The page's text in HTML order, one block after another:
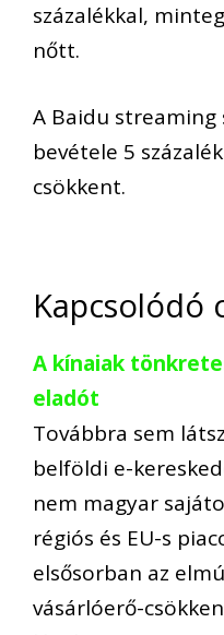
százalékkal,
nőtt.
A Baidu streaming
bevétele 5
csökkent.
Kapcsolódó
A kínaiak
eladót
Továbbra sem
belföldi e-
nem magyar
régiós és EU-s
elsősorban az
vásárlóerő-